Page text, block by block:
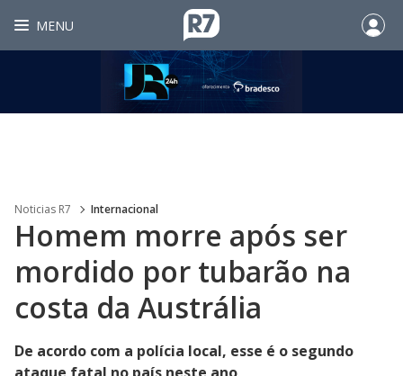
MENU
Noticias R7 Internacional
Homem morre após ser
mordido por tubarão na
costa da Austrália
De acordo com a polícia local, esse é o segundo